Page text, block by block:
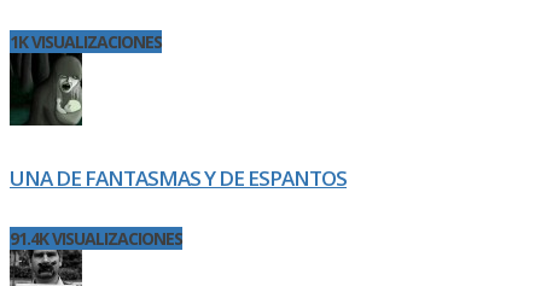
1K VISUALIZACIONES
UNA DE FANTASMAS Y DE ESPANTOS
91.4K VISUALIZACIONES